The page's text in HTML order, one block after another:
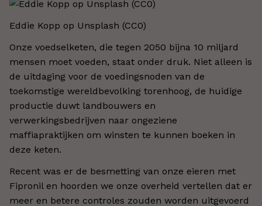
Eddie Kopp op Unsplash (CC0)​
Onze voedselketen, die tegen 2050 bijna 10 miljard
mensen moet voeden, staat onder druk. Niet alleen is
de uitdaging voor de voedingsnoden van de
toekomstige wereldbevolking torenhoog, de huidige
productie duwt landbouwers en
verwerkingsbedrijven naar ongeziene
maffiapraktijken om winsten te kunnen boeken in
deze keten.
Recent was er de besmetting van onze eieren met
Fipronil en hoorden we onze overheid vertellen dat er
meer en betere controles zouden worden uitgevoerd